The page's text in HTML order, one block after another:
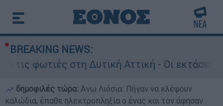
BREAKING NEWS:
στη Δυτική Αττική - Οι εκτάσεις που
δημοφιλές τώρα: Άνω Λιόσια: Πήγαν να κλέψουν
καλώδια, έπαθε ηλεκτροπληξία ο ένας και τον άφησαν